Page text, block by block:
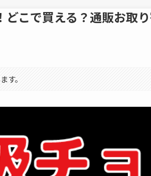
こで買える？通販お取
す。